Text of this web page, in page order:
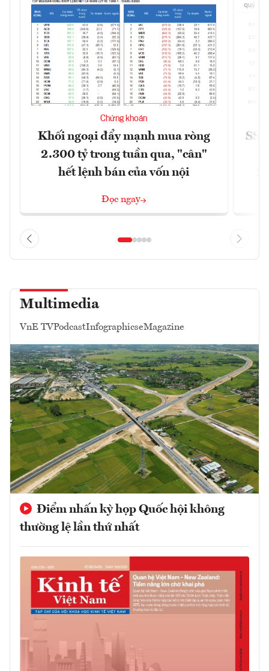
Chứng khoán
Khối ngoại đẩy mạnh mua ròng
2.300 tỷ trong tuần qua, "cân"
hết lệnh bán của vốn nội
Đọc ngay
SSI
Multimedia
VnE TVPodcastInfographicseMagazine
Điểm nhấn kỳ họp Quốc hội không
thường lệ lần thứ nhất